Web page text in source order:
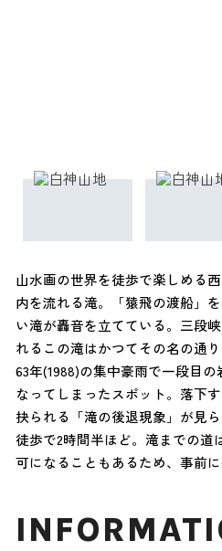
山水画の世界を徒歩で楽しめる
内を流れる滝。「猿飛の渡船」
い滝が轟音を立てている。三段
れるこの滝はかつてその名の通
63年(1988)の集中豪雨で一段目
なってしまったスポット。落下
抉られる「滝の後退現象」が見
徒歩で2時間半ほど。滝までの道
可になることもあるため、事前に